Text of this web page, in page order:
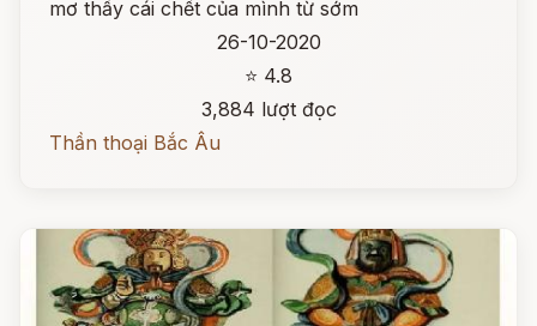
mơ thấy cái chết của mình từ sớm
26-10-2020
⭐ 4.8
3,884 lượt đọc
Thần thoại Bắc Âu